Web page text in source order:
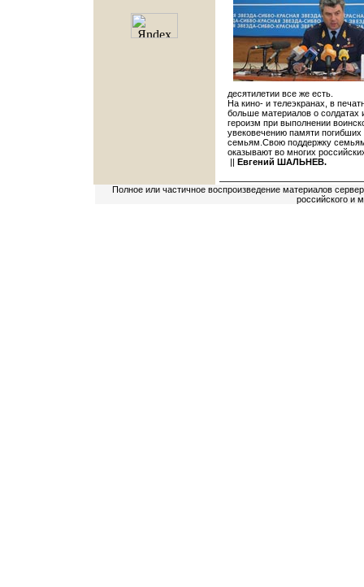
десятилетии все же есть.
На кино- и телеэкранах, в
больше материалов о
героизм при выполнении
увековечению памяти
семьям.Свою поддержку
оказывают во многих
|| Евгений ШАЛЬНЕВ.
Полное или частичное воспроизведение материалов
российского и